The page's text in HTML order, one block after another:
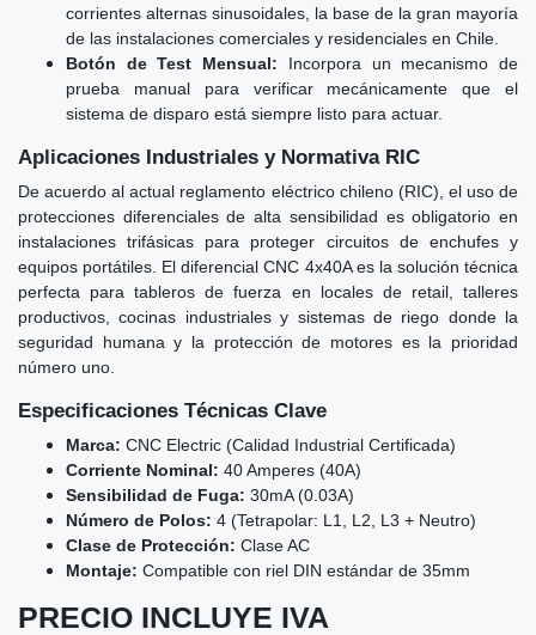
corrientes alternas sinusoidales, la base de la gran mayoría
de las instalaciones comerciales y residenciales en Chile.
Botón de Test Mensual: Incorpora un mecanismo de
prueba manual para verificar mecánicamente que el
sistema de disparo está siempre listo para actuar.
Aplicaciones Industriales y Normativa RIC
De acuerdo al actual reglamento eléctrico chileno (RIC), el uso de
protecciones diferenciales de alta sensibilidad es obligatorio en
instalaciones trifásicas para proteger circuitos de enchufes y
equipos portátiles. El diferencial CNC 4x40A es la solución técnica
perfecta para tableros de fuerza en locales de retail, talleres
productivos, cocinas industriales y sistemas de riego donde la
seguridad humana y la protección de motores es la prioridad
número uno.
Especificaciones Técnicas Clave
Marca: CNC Electric (Calidad Industrial Certificada)
Corriente Nominal: 40 Amperes (40A)
Sensibilidad de Fuga: 30mA (0.03A)
Número de Polos: 4 (Tetrapolar: L1, L2, L3 + Neutro)
Clase de Protección: Clase AC
Montaje: Compatible con riel DIN estándar de 35mm
PRECIO INCLUYE IVA